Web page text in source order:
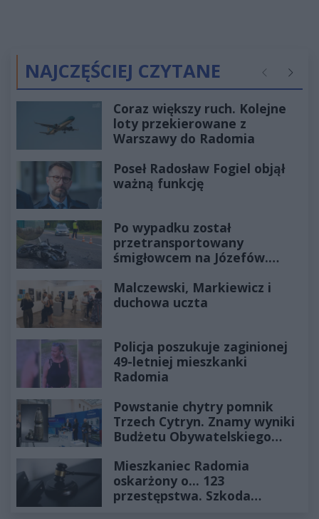
NAJCZĘŚCIEJ CZYTANE Poprzednie
Coraz większy ruch. Kolejne
loty przekierowane z
Warszawy do Radomia
Poseł Radosław Fogiel objął
ważną funkcję
Po wypadku został
przetransportowany
śmigłowcem na Józefów.
Malczewski, Markiewicz i
duchowa uczta
Policja poszukuje zaginionej
49-letniej mieszkanki
Radomia
Powstanie chytry pomnik
Trzech Cytryn. Znamy wyniki
Budżetu Obywatelskiego
Mieszkaniec Radomia
oskarżony o... 123
przestępstwa. Szkoda